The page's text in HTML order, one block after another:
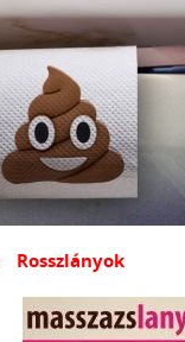
Rosszlányok